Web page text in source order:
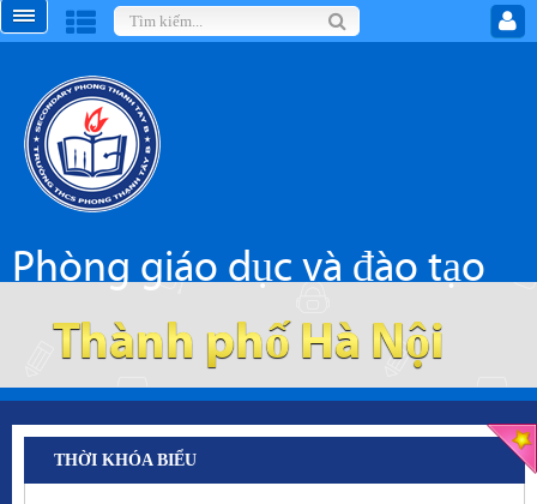
Phòng giáo dục và đào tạo
Thành phố Hà Nội
THỜI KHÓA BIỂU